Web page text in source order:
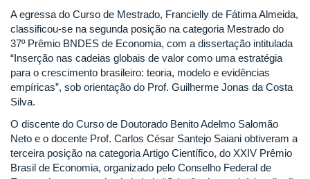
A egressa do Curso de Mestrado, Francielly de Fátima Almeida,
classificou-se na segunda posição na categoria Mestrado do
37º Prêmio BNDES de Economia, com a dissertação intitulada
“Inserção nas cadeias globais de valor como uma estratégia
para o crescimento brasileiro: teoria, modelo e evidências
empíricas”, sob orientação do Prof. Guilherme Jonas da Costa
Silva.
O discente do Curso de Doutorado Benito Adelmo Salomão
Neto e o docente Prof. Carlos César Santejo Saiani obtiveram a
terceira posição na categoria Artigo Científico, do XXIV Prêmio
Brasil de Economia, organizado pelo Conselho Federal de